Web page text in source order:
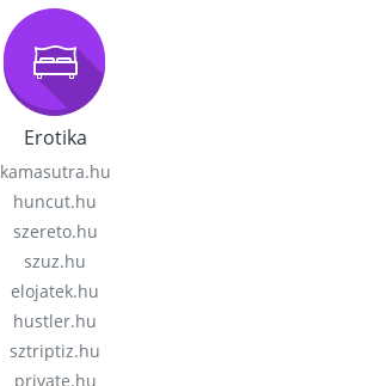
Erotika
kamasutra.hu
huncut.hu
szereto.hu
szuz.hu
elojatek.hu
hustler.hu
sztriptiz.hu
private.hu